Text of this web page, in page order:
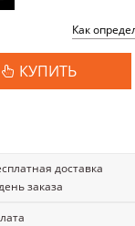
Как
КУПИТЬ
доставка
заказа